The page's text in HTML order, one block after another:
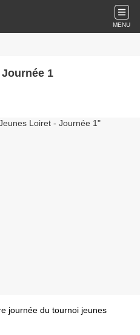
MENU
1
journée du tournoi jeunes